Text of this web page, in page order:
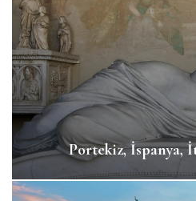
Portekiz, İspanya,